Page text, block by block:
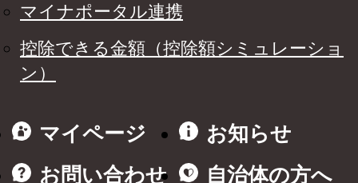
マイナポータル連携
控除できる金額（控除額シミュレーショ
ン）
マイページ
お知らせ
お問い合わせ
自治体の方へ